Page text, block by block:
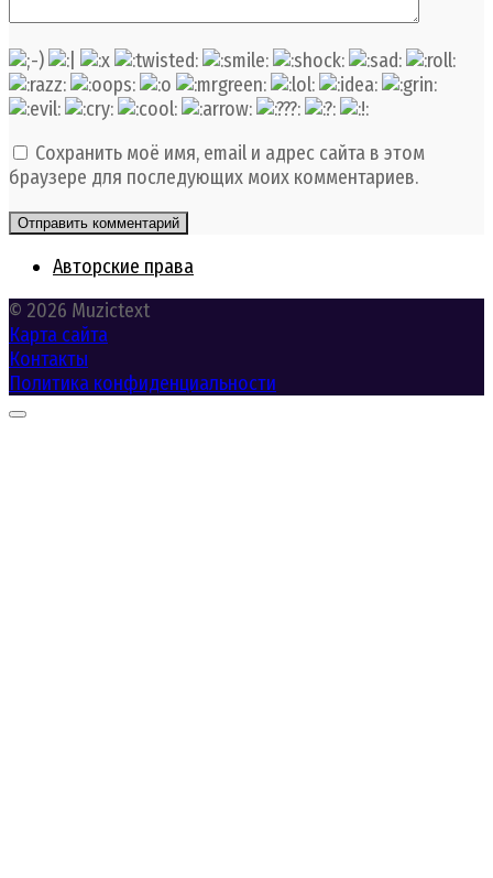
Сохранить моё имя, email и адрес сайта в этом
браузере для последующих моих комментариев.
Авторские права
© 2026 Muzictext
Карта сайта
Контакты
Политика конфиденциальности